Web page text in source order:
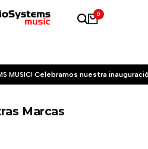
0
MUSIC! Celebramos nuestra
Marcas